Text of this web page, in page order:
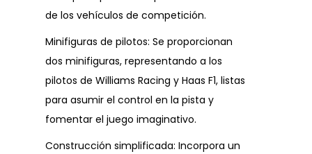
de los vehículos de competición.
Minifiguras de pilotos: Se proporcionan
dos minifiguras, representando a los
pilotos de Williams Racing y Haas F1, listas
para asumir el control en la pista y
fomentar el juego imaginativo.
Construcción simplificada: Incorpora un